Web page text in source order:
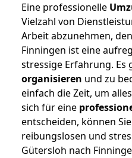
Eine professionelle
Vielzahl von
Arbeit abzunehmen,
Finningen ist eine
stressige Erfahrung. Es
organisieren und zu
einfach die Zeit, um
sich für eine
entscheiden, können
reibungslosen und
Gütersloh nach